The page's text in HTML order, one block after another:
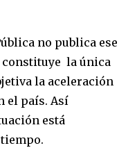
no publica ese
constituye la única
la aceleración
el país. Así
está